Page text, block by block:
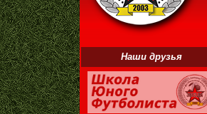
Наши друзья